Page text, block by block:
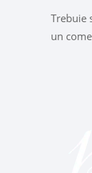
Trebuie
un